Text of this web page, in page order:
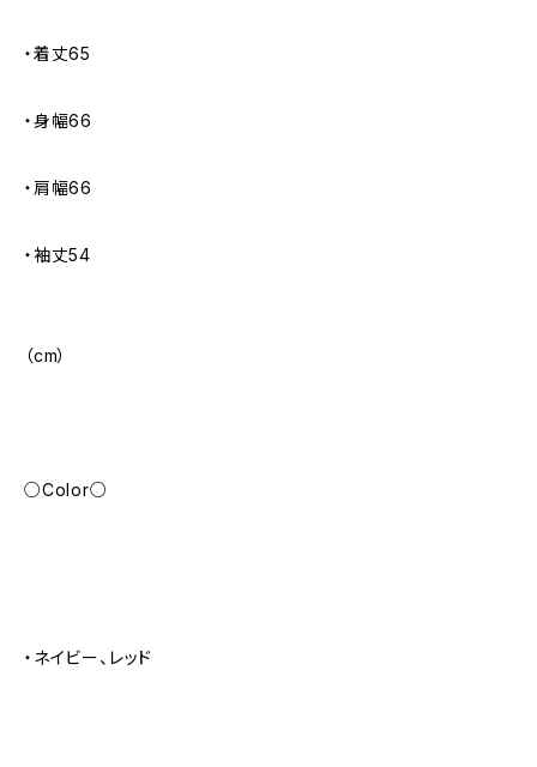
・着丈65
・身幅66
・肩幅66
・袖丈54
（cm）
○Color○
・ネイビー、レッド